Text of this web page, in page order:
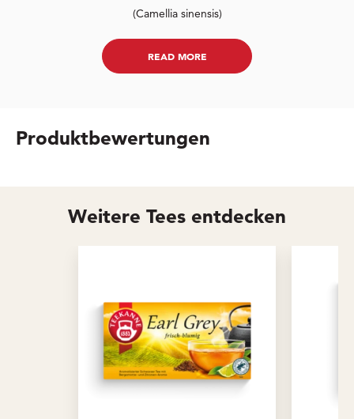
(Camellia sinensis)
READ MORE
Produktbewertungen
Weitere Tees entdecken